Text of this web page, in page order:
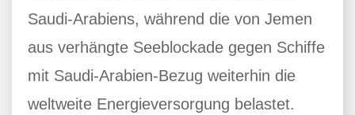
Saudi-Arabiens, während die von Jemen
aus verhängte Seeblockade gegen Schiffe
mit Saudi-Arabien-Bezug weiterhin die
weltweite Energieversorgung belastet.